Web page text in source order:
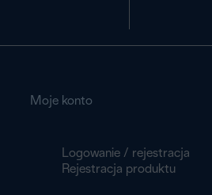
Moje konto
Logowanie / rejestracja
Rejestracja produktu